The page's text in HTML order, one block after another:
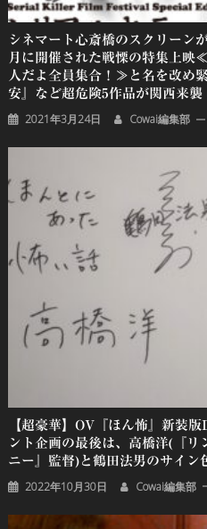
シネマート心斎橋のスクリーン
月に開催された戦慄の特集上
人だよ全員集合！≫と名を改め
安』など超危険5作品が関西来襲
2021年3月24日 Cowai編集部
【超豪華】OV『ほん怖』新装
ント企画の最後は、高橋洋(『
ニー』監督)と鶴田法男のサイン
2022年10月30日 Cowai編集部